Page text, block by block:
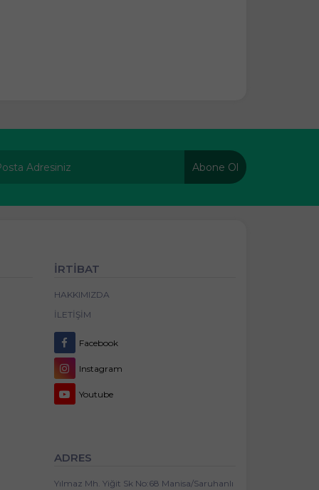
Abone Ol
İRTİBAT
HAKKIMIZDA
İLETIŞIM
Facebook
Instagram
Youtube
ADRES
Yılmaz Mh. Yiğit Sk No:68 Manisa/Saruhanlı